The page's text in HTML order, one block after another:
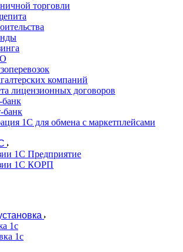
торговли
компаний
лицензионных договоров
банк
банк
1C для обмена с маркетплейсами
1С Предприятие
1С КОРП
1с
1с